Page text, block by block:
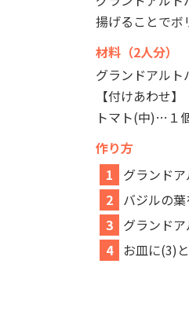
揚げることでボ
材料（2人分）
グランドアル
【付けあわせ】
トマト(中)…１
作り方
1
グランド
2 バジルの葉
3 グランド
4 お皿に(3)